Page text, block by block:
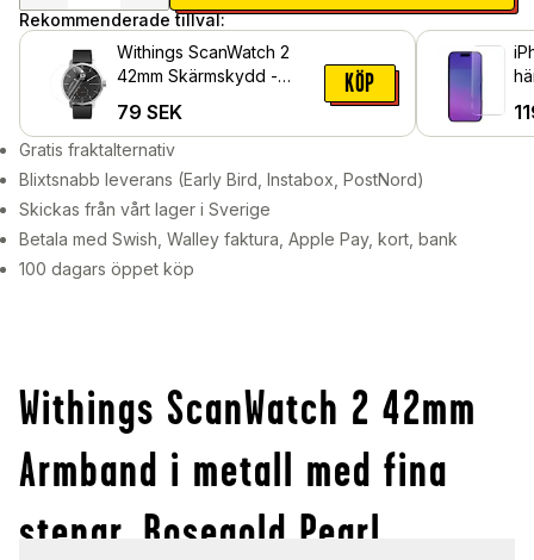
Rekommenderade tillval:
Withings ScanWatch 2
42mm Skärmskydd -
79 SEK
KÖP
Gratis fraktalternativ
Blixtsnabb leverans (Early Bird, Instabox, PostNord)
Skickas från vårt lager i Sverige
Betala med Swish, Walley faktura, Apple Pay, kort, bank
100 dagars öppet köp
Withings ScanWatch 2 42mm
Armband i metall med fina
stenar, Rosegold Pearl